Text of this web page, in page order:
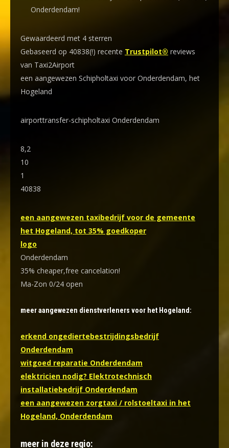
Onderdendam!
Gewaardeerd met 4 sterren
Gebaseerd op 40838(!) recente Trustpilot® reviews
van Taxi2Airport
een aangewezen Schipholtaxi voor Onderdendam, het
Hogeland
airporttransfer-schipholtaxi Onderdendam
8,2
10
1
40838
een aangewezen taxibedrijf voor de gemeente
het Hogeland, tot 35% goedkoper
logo
Onderdendam
35% cheaper,free cancelation!
Ma-Zon 0/24 open
meer aangewezen dienstverleners voor het Hogeland:
erkend ongediertebestrijdingsbedrijf
Onderdendam
witgoed reparatie Onderdendam
elektricien nodig? Elektrotechnisch
installatiebedrijf Onderdendam
een aangewezen zorgtaxi / rolstoeltaxi in het
Hogeland, Onderdendam
meer in deze regio: